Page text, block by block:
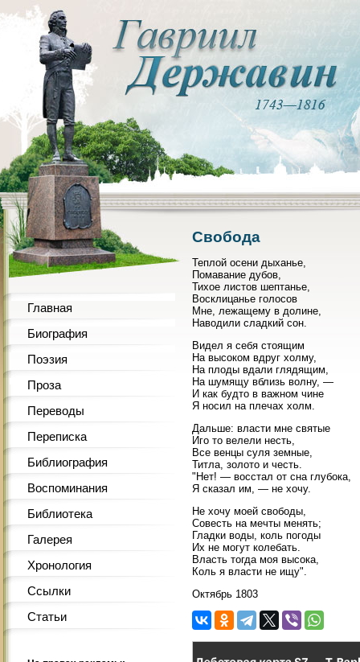
Главная
Биография
Поэзия
Проза
Переводы
Переписка
Библиография
Воспоминания
Библиотека
Галерея
Хронология
Ссылки
Статьи
Свобода
Теплой осени дыханье,
Помавание дубов,
Тихое листов шептанье,
Восклицанье голосов
Мне, лежащему в долине,
Наводили сладкий сон.
Видел я себя стоящим
На высоком вдруг холму,
На плоды вдали глядящим,
На шумящу вблизь волну, —
И как будто в важном чине
Я носил на плечах холм.
Дальше: власти мне святые
Иго то велели несть,
Все венцы суля земные,
Титла, золото и честь.
"Нет! — восстал от сна глубока,
Я сказал им, — не хочу.
Не хочу моей свободы,
Совесть на мечты менять;
Гладки воды, коль погоды
Их не могут колебать.
Власть тогда моя высока,
Коль я власти не ищу".
Октябрь 1803